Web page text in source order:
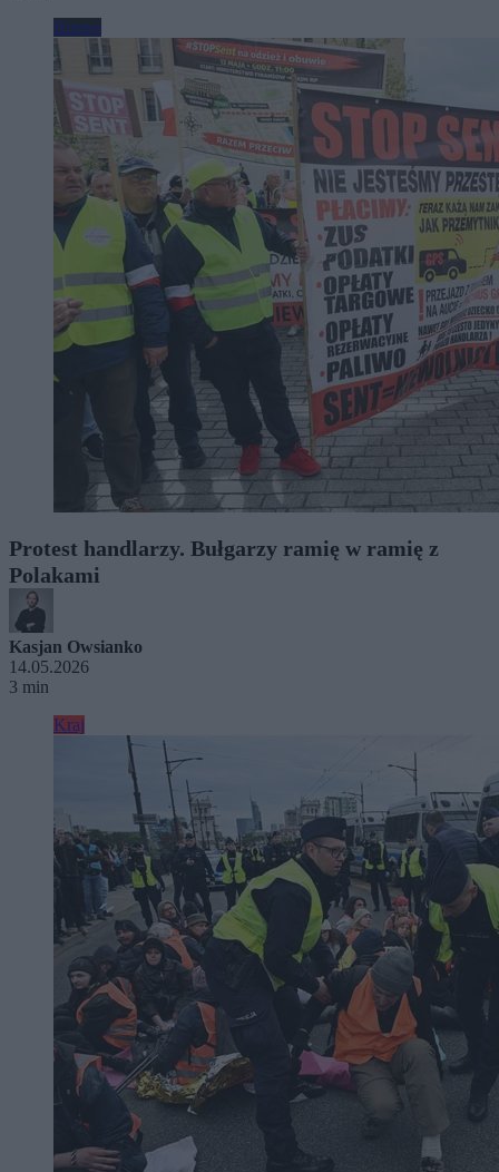
Biznes
Protest handlarzy. Bułgarzy ramię w ramię z
Polakami
Kasjan Owsianko
14.05.2026
3 min
Kraj